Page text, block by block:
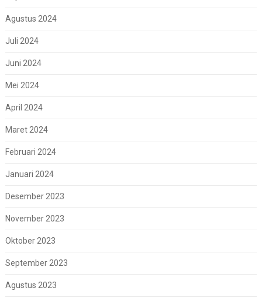
Agustus 2024
Juli 2024
Juni 2024
Mei 2024
April 2024
Maret 2024
Februari 2024
Januari 2024
Desember 2023
November 2023
Oktober 2023
September 2023
Agustus 2023